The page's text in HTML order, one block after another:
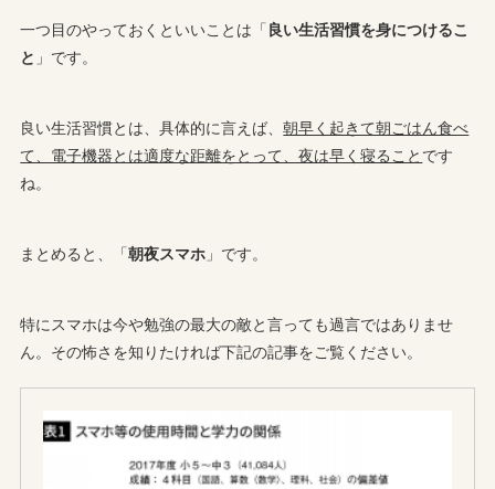
一つ目のやっておくといいことは「良い生活習慣を身につけるこ
と 」です。
良い生活習慣とは、具体的に言えば、朝早く起きて朝ごはん食べ
て、電子機器とは適度な距離をとって、夜は早く寝ること です
ね。
まとめると、「朝夜スマホ 」です。
特にスマホは今や勉強の最大の敵と言っても過言ではありませ
ん。その怖さを知りたければ下記の記事をご覧ください。